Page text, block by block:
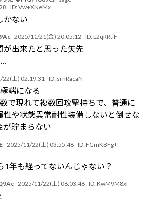
ID:Vw+XNeMx
かない
2025/11/21(金) 20:05:12 ID: L2qRRtiF
が出来たと思った矢先
…
土) 02:19:31 ID: srnRacaN
端になる
で現れて複数回攻撃持ちで、普通に
性や状態異常耐性装備しないと倒せな
が貯まらない
2025/11/22(土) 03:55:48 ID: FGmKBFg+
1年も経ってないんじゃない？
2025/11/22(土) 08:03:46 ID: KwM9M8xf